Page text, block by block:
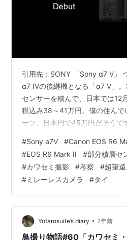
引用先：SONY 「Sony α7 V」
α7 IVの後継機となる「α7 V」
センサーを積んで、日本では12
税込み38～41万円。僕の住ん
ーツ、日本円で45万円だそうで
行っても見掛けるカメラはほぼ
テップアップしていく人も多い
IVに200-600mm f5.6-6.3の超望
してる人はタイでよく見かける
人気のあった機種なんだと思う
#Sony a7V #Canon EOS R6
#EOS R6 Mark II #部分積層セ
#カワセミ撮影 #考察 #超望
#ミレーレスカメラ #タイ
Yotarosuite’s diary • 2年前
鳥撮り物語#60「カワセミ・